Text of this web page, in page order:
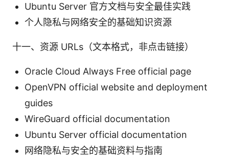
Ubuntu Server 官方文档与安全最佳实践
个人隐私与网络安全的基础知识资源
十一、资源 URLs（文本格式，非点击链接）
Oracle Cloud Always Free official page
OpenVPN official website and deployment
guides
WireGuard official documentation
Ubuntu Server official documentation
网络隐私与安全的基础资料与指南